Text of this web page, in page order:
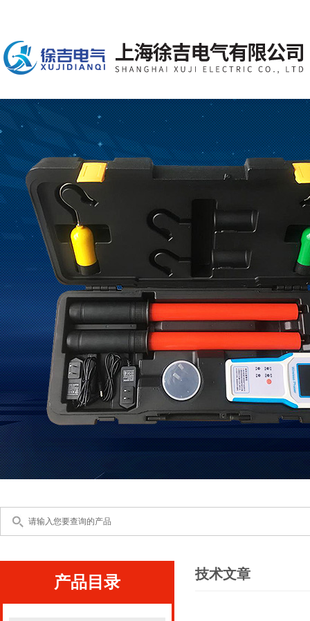
产品目录 技术文章